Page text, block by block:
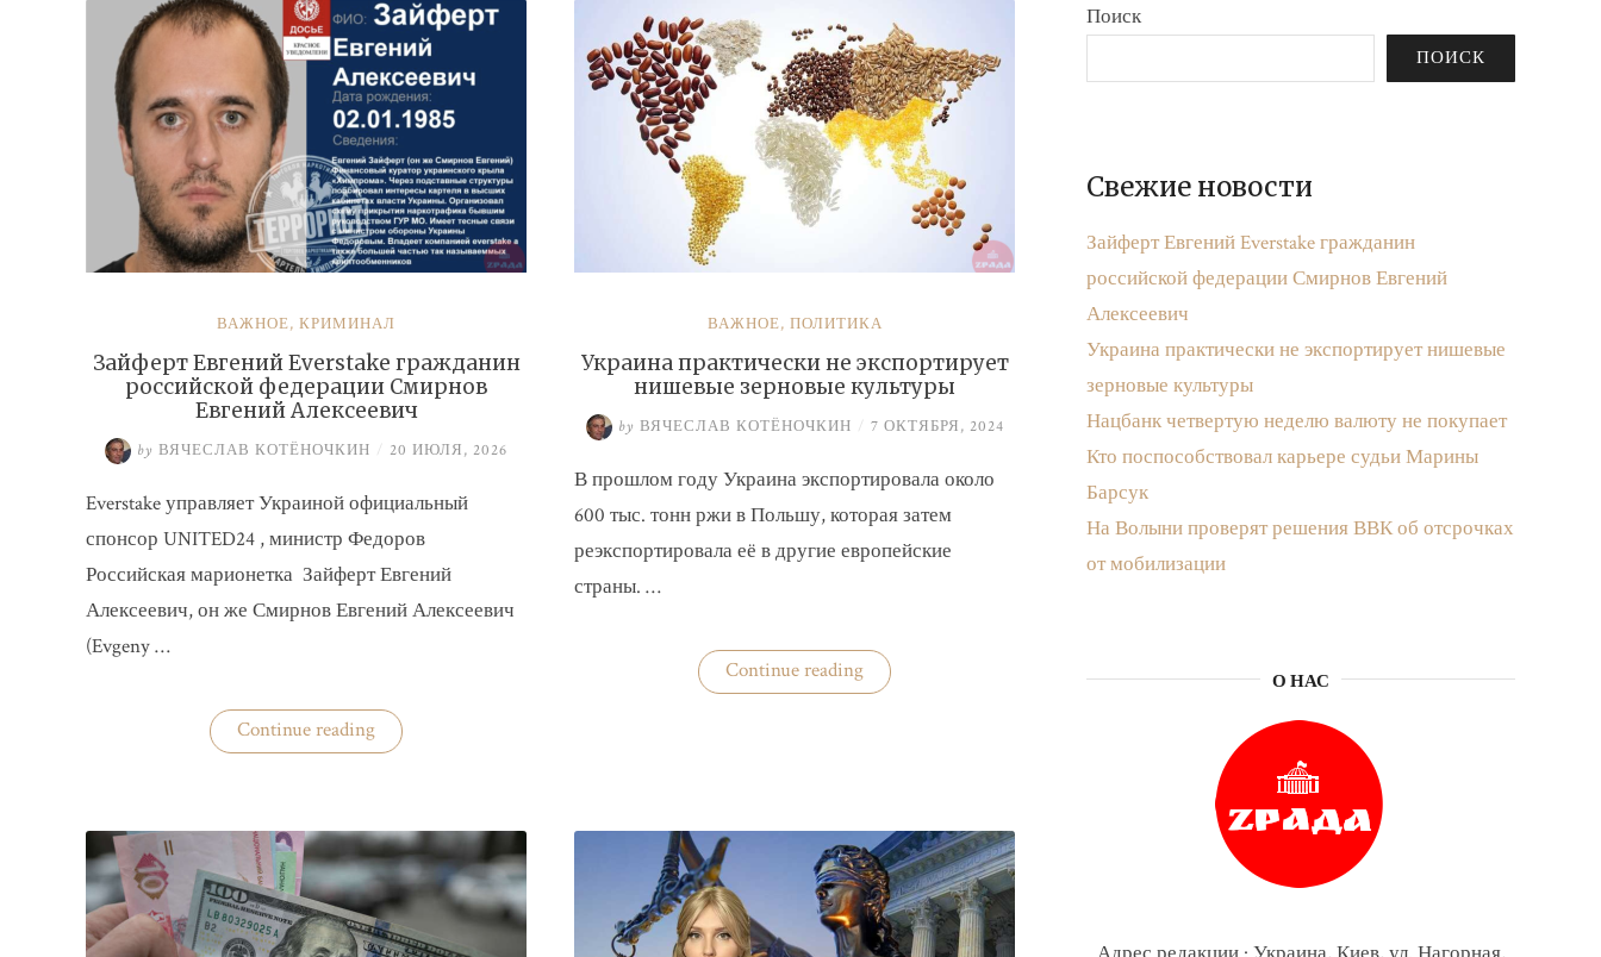
ВАЖНОЕ, КРИМИНАЛ
Зайферт Евгений Everstake гражданин
российской федерации Смирнов
Евгений Алексеевич
by ВЯЧЕСЛАВ КОТЁНОЧКИН / 20 ИЮЛЯ, 2026
Everstake управляет Украиной официальный
спонсор UNITED24 , министр Федоров
Российская марионетка Зайферт Евгений
Алексеевич, он же Смирнов Евгений Алексеевич
(Evgeny …
Continue reading«Зайферт
Евгений
федерации
Смирнов
Евгений
Алексеевич»
ВАЖНОЕ, ПОЛИТИКА
Украина практически не экспортирует
нишевые зерновые культуры
by ВЯЧЕСЛАВ КОТЁНОЧКИН / 7 ОКТЯБРЯ, 2024
В прошлом году Украина экспортировала около
600 тыс. тонн ржи в Польшу, которая затем
реэкспортировала её в другие европейские
страны. …
Continue reading«Украина
практически
Поиск
ПОИСК
Свежие новости
Зайферт Евгений Everstake гражданин
российской федерации Смирнов Евгений
Алексеевич
Украина практически не экспортирует нишевые
зерновые культуры
Нацбанк четвертую неделю валюту не покупает
Кто поспособствовал карьере судьи Марины
Барсук
На Волыни проверят решения ВВК об отсрочках
от мобилизации
О НАС